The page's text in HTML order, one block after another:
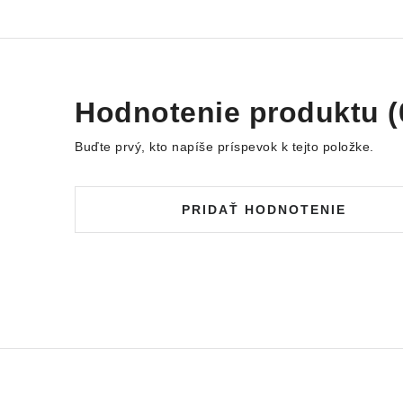
Hodnotenie produktu
Buďte prvý, kto napíše príspevok k tejto položke.
PRIDAŤ HODNOTENIE